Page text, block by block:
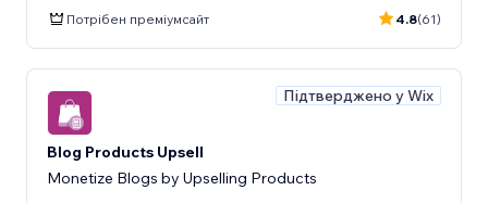
Потрібен преміумсайт 4.8(61)
Підтверджено у Wix
Blog Products Upsell
Monetize Blogs by Upselling Products